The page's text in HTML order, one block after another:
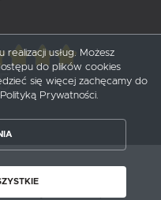
usług. Możesz
do plików cookies
się więcej zachęcamy do
Prywatności.